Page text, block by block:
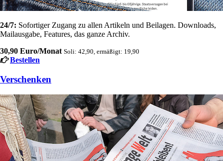
24/7: Sofortiger Zugang zu allen Artikeln und Beilagen. Downloads,
Mailausgabe, Features, das ganze Archiv.
30,90 Euro/Monat Soli: 42,90, ermäßigt: 19,90
Bestellen
Verschenken